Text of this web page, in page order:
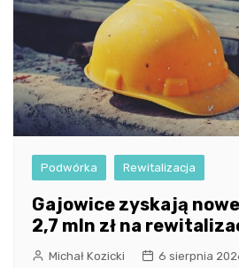
Podwórka Rewitalizacja
Gajowice zyskają
2,7 mln zł na
Michał Kozicki 6 sierpnia